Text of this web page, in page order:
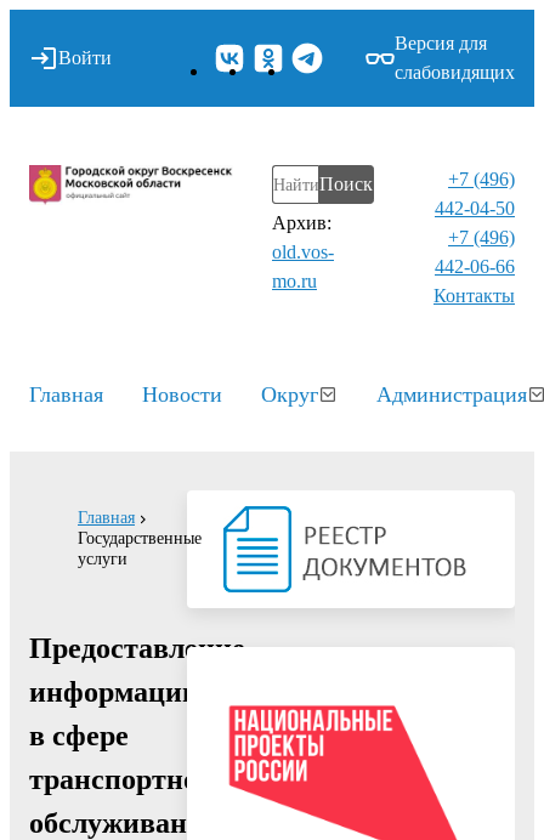
Войти
Версия для
слабовидящих
Поиск
Архив:
old.vos-
mo.ru
+7 (496)
442-04-50
+7 (496)
442-06-66
Контакты⁠
Главная Новости Округ Администрация
Главная
Государственные
услуги
Предоставление
информации
в сфере
транспортного
обслуживания